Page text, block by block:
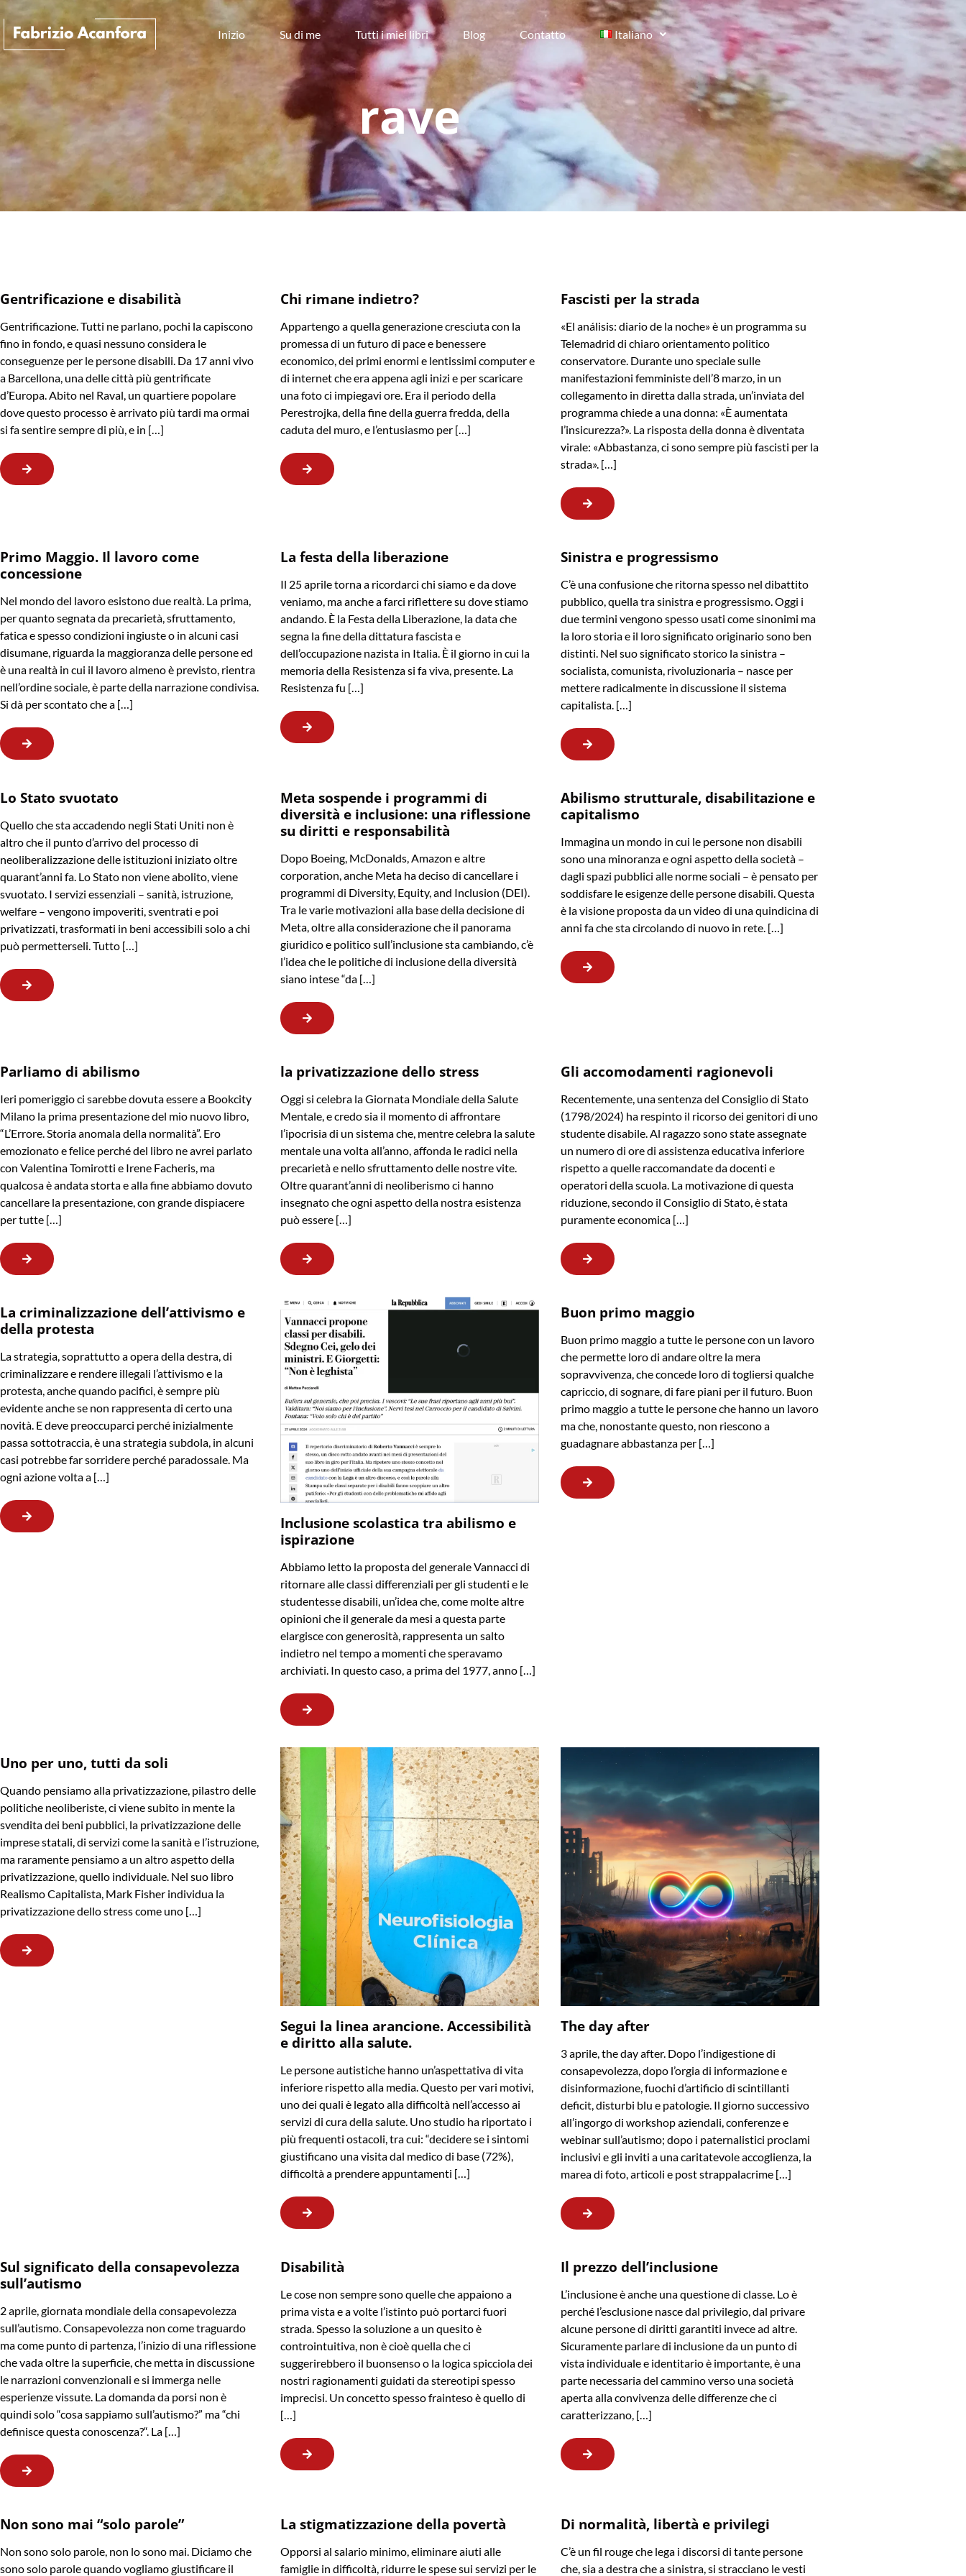
Inizio Su di me Tutti i miei libri Blog Contatto Italiano
rave
Gentrificazione e disabilità
Gentrificazione. Tutti ne parlano, pochi la capiscono
fino in fondo, e quasi nessuno considera le
conseguenze per le persone disabili. Da 17 anni vivo
a Barcellona, una delle città più gentrificate
d’Europa. Abito nel Raval, un quartiere popolare
dove questo processo è arrivato più tardi ma ormai
si fa sentire sempre di più, e in […]
Chi rimane indietro?
Appartengo a quella generazione cresciuta con la
promessa di un futuro di pace e benessere
economico, dei primi enormi e lentissimi computer e
di internet che era appena agli inizi e per scaricare
una foto ci impiegavi ore. Era il periodo della
Perestrojka, della fine della guerra fredda, della
caduta del muro, e l’entusiasmo per […]
Fascisti per la strada
«El análisis: diario de la noche» è un programma su
Telemadrid di chiaro orientamento politico
conservatore. Durante uno speciale sulle
manifestazioni femministe dell’8 marzo, in un
collegamento in diretta dalla strada, un’inviata del
programma chiede a una donna: «È aumentata
l’insicurezza?». La risposta della donna è diventata
virale: «Abbastanza, ci sono sempre più fascisti per la
strada». […]
Primo Maggio. Il lavoro come
concessione
Nel mondo del lavoro esistono due realtà. La prima,
per quanto segnata da precarietà, sfruttamento,
fatica e spesso condizioni ingiuste o in alcuni casi
disumane, riguarda la maggioranza delle persone ed
è una realtà in cui il lavoro almeno è previsto, rientra
nell’ordine sociale, è parte della narrazione condivisa.
Si dà per scontato che a […]
La festa della liberazione
Il 25 aprile torna a ricordarci chi siamo e da dove
veniamo, ma anche a farci riflettere su dove stiamo
andando. È la Festa della Liberazione, la data che
segna la fine della dittatura fascista e
dell’occupazione nazista in Italia. È il giorno in cui la
memoria della Resistenza si fa viva, presente. La
Resistenza fu […]
Sinistra e progressismo
C’è una confusione che ritorna spesso nel dibattito
pubblico, quella tra sinistra e progressismo. Oggi i
due termini vengono spesso usati come sinonimi ma
la loro storia e il loro significato originario sono ben
distinti. Nel suo significato storico la sinistra –
socialista, comunista, rivoluzionaria – nasce per
mettere radicalmente in discussione il sistema
capitalista. […]
Lo Stato svuotato
Quello che sta accadendo negli Stati Uniti non è
altro che il punto d’arrivo del processo di
neoliberalizzazione delle istituzioni iniziato oltre
quarant’anni fa. Lo Stato non viene abolito, viene
svuotato. I servizi essenziali – sanità, istruzione,
welfare – vengono impoveriti, sventrati e poi
privatizzati, trasformati in beni accessibili solo a chi
può permetterseli. Tutto […]
Meta sospende i programmi di
diversità e inclusione: una riflessione
su diritti e responsabilità
Dopo Boeing, McDonalds, Amazon e altre
corporation, anche Meta ha deciso di cancellare i
programmi di Diversity, Equity, and Inclusion (DEI).
Tra le varie motivazioni alla base della decisione di
Meta, oltre alla considerazione che il panorama
giuridico e politico sull’inclusione sta cambiando, c’è
l’idea che le politiche di inclusione della diversità
siano intese “da […]
Abilismo strutturale, disabilitazione e
capitalismo
Immagina un mondo in cui le persone non disabili
sono una minoranza e ogni aspetto della società –
dagli spazi pubblici alle norme sociali – è pensato per
soddisfare le esigenze delle persone disabili. Questa
è la visione proposta da un video di una quindicina di
anni fa che sta circolando di nuovo in rete. […]
Parliamo di abilismo
Ieri pomeriggio ci sarebbe dovuta essere a Bookcity
Milano la prima presentazione del mio nuovo libro,
“L’Errore. Storia anomala della normalità”. Ero
emozionato e felice perché del libro ne avrei parlato
con Valentina Tomirotti e Irene Facheris, ma
qualcosa è andata storta e alla fine abbiamo dovuto
cancellare la presentazione, con grande dispiacere
per tutte […]
la privatizzazione dello stress
Oggi si celebra la Giornata Mondiale della Salute
Mentale, e credo sia il momento di affrontare
l’ipocrisia di un sistema che, mentre celebra la salute
mentale una volta all’anno, affonda le radici nella
precarietà e nello sfruttamento delle nostre vite.
Oltre quarant’anni di neoliberismo ci hanno
insegnato che ogni aspetto della nostra esistenza
può essere […]
Gli accomodamenti ragionevoli
Recentemente, una sentenza del Consiglio di Stato
(1798/2024) ha respinto il ricorso dei genitori di uno
studente disabile. Al ragazzo sono state assegnate
un numero di ore di assistenza educativa inferiore
rispetto a quelle raccomandate da docenti e
operatori della scuola. La motivazione di questa
riduzione, secondo il Consiglio di Stato, è stata
puramente economica […]
La criminalizzazione dell’attivismo e
della protesta
La strategia, soprattutto a opera della destra, di
criminalizzare e rendere illegali l’attivismo e la
protesta, anche quando pacifici, è sempre più
evidente anche se non rappresenta di certo una
novità. E deve preoccuparci perché inizialmente
passa sottotraccia, è una strategia subdola, in alcuni
casi potrebbe far sorridere perché paradossale. Ma
ogni azione volta a […]
Inclusione scolastica tra abilismo e
ispirazione
Abbiamo letto la proposta del generale Vannacci di
ritornare alle classi differenziali per gli studenti e le
studentesse disabili, un’idea che, come molte altre
opinioni che il generale da mesi a questa parte
elargisce con generosità, rappresenta un salto
indietro nel tempo a momenti che speravamo
archiviati. In questo caso, a prima del 1977, anno […]
Buon primo maggio
Buon primo maggio a tutte le persone con un lavoro
che permette loro di andare oltre la mera
sopravvivenza, che concede loro di togliersi qualche
capriccio, di sognare, di fare piani per il futuro. Buon
primo maggio a tutte le persone che hanno un lavoro
ma che, nonostante questo, non riescono a
guadagnare abbastanza per […]
Uno per uno, tutti da soli
Quando pensiamo alla privatizzazione, pilastro delle
politiche neoliberiste, ci viene subito in mente la
svendita dei beni pubblici, la privatizzazione delle
imprese statali, di servizi come la sanità e l’istruzione,
ma raramente pensiamo a un altro aspetto della
privatizzazione, quello individuale. Nel suo libro
Realismo Capitalista, Mark Fisher individua la
privatizzazione dello stress come uno […]
Segui la linea arancione. Accessibilità
e diritto alla salute.
Le persone autistiche hanno un’aspettativa di vita
inferiore rispetto alla media. Questo per vari motivi,
uno dei quali è legato alla difficoltà nell’accesso ai
servizi di cura della salute. Uno studio ha riportato i
più frequenti ostacoli, tra cui: “decidere se i sintomi
giustificano una visita dal medico di base (72%),
difficoltà a prendere appuntamenti […]
The day after
3 aprile, the day after. Dopo l’indigestione di
consapevolezza, dopo l’orgia di informazione e
disinformazione, fuochi d’artificio di scintillanti
deficit, disturbi blu e patologie. Il giorno successivo
all’ingorgo di workshop aziendali, conferenze e
webinar sull’autismo; dopo i paternalistici proclami
inclusivi e gli inviti a una caritatevole accoglienza, la
marea di foto, articoli e post strappalacrime […]
Sul significato della consapevolezza
sull’autismo
2 aprile, giornata mondiale della consapevolezza
sull’autismo. Consapevolezza non come traguardo
ma come punto di partenza, l’inizio di una riflessione
che vada oltre la superficie, che metta in discussione
le narrazioni convenzionali e si immerga nelle
esperienze vissute. La domanda da porsi non è
quindi solo “cosa sappiamo sull’autismo?” ma “chi
definisce questa conoscenza?“. La […]
Disabilità
Le cose non sempre sono quelle che appaiono a
prima vista e a volte l’istinto può portarci fuori
strada. Spesso la soluzione a un quesito è
controintuitiva, non è cioè quella che ci
suggerirebbero il buonsenso o la logica spicciola dei
nostri ragionamenti guidati da stereotipi spesso
imprecisi. Un concetto spesso frainteso è quello di
[…]
Il prezzo dell’inclusione
L’inclusione è anche una questione di classe. Lo è
perché l’esclusione nasce dal privilegio, dal privare
alcune persone di diritti garantiti invece ad altre.
Sicuramente parlare di inclusione da un punto di
vista individuale e identitario è importante, è una
parte necessaria del cammino verso una società
aperta alla convivenza delle differenze che ci
caratterizzano, […]
Non sono mai “solo parole”
Non sono solo parole, non lo sono mai. Diciamo che
sono solo parole quando vogliamo giustificare il
La stigmatizzazione della povertà
Opporsi al salario minimo, eliminare aiuti alle
famiglie in difficoltà, ridurre le spese sui servizi per le
Di normalità, libertà e privilegi
C’è un fil rouge che lega i discorsi di tante persone
che, sia a destra che a sinistra, si stracciano le vesti